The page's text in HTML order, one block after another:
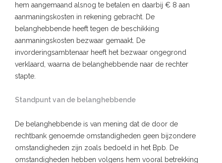
hem aangemaand alsnog te betalen en daarbij € 8 aan
aanmaningskosten in rekening gebracht. De
belanghebbende heeft tegen de beschikking
aanmaningskosten bezwaar gemaakt. De
invorderingsambtenaar heeft het bezwaar ongegrond
verklaard, waarna de belanghebbende naar de rechter
stapte.
Standpunt van de belanghebbende
De belanghebbende is van mening dat de door de
rechtbank genoemde omstandigheden geen bijzondere
omstandigheden zijn zoals bedoeld in het Bpb. De
omstandigheden hebben volgens hem vooral betrekking